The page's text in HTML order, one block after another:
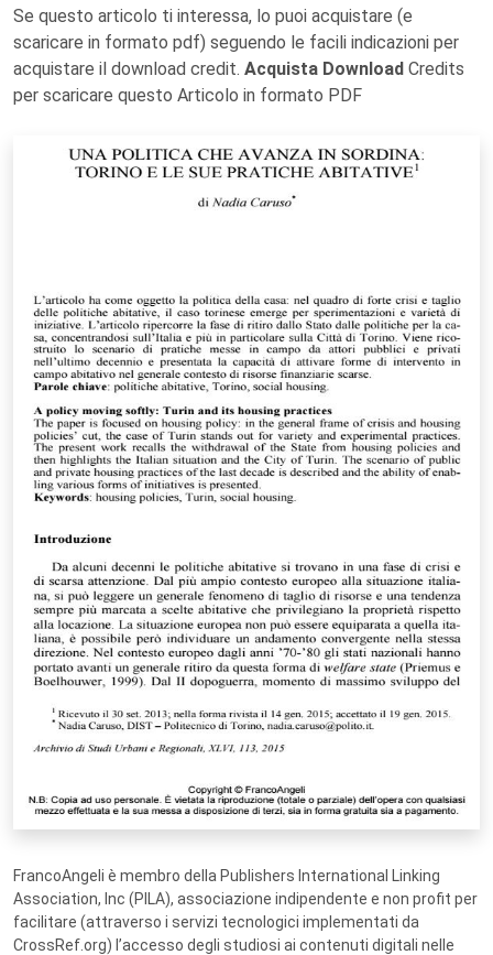
Se questo articolo ti interessa, lo puoi acquistare (e
scaricare in formato pdf) seguendo le facili indicazioni per
acquistare il download credit. Acquista Download Credits
per scaricare questo Articolo in formato PDF
FrancoAngeli è membro della Publishers International Linking
Association, Inc (PILA), associazione indipendente e non profit per
facilitare (attraverso i servizi tecnologici implementati da
CrossRef.org) l’accesso degli studiosi ai contenuti digitali nelle